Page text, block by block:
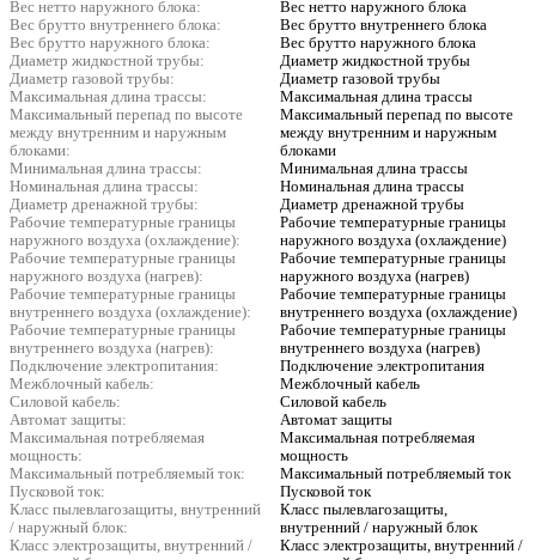
Вес нетто наружного блока:
Вес нетто наружного блока
Вес брутто внутреннего блока:
Вес брутто внутреннего блока
Вес брутто наружного блока:
Вес брутто наружного блока
Диаметр жидкостной трубы:
Диаметр жидкостной трубы
Диаметр газовой трубы:
Диаметр газовой трубы
Максимальная длина трассы:
Максимальная длина трассы
Максимальный перепад по высоте
между внутренним и наружным
блоками:
Максимальный перепад по высоте
между внутренним и наружным
блоками
Минимальная длина трассы:
Минимальная длина трассы
Номинальная длина трассы:
Номинальная длина трассы
Диаметр дренажной трубы:
Диаметр дренажной трубы
Рабочие температурные границы
наружного воздуха (охлаждение):
Рабочие температурные границы
наружного воздуха (охлаждение)
Рабочие температурные границы
наружного воздуха (нагрев):
Рабочие температурные границы
наружного воздуха (нагрев)
Рабочие температурные границы
внутреннего воздуха (охлаждение):
Рабочие температурные границы
внутреннего воздуха (охлаждение)
Рабочие температурные границы
внутреннего воздуха (нагрев):
Рабочие температурные границы
внутреннего воздуха (нагрев)
Подключение электропитания:
Подключение электропитания
Межблочный кабель:
Межблочный кабель
Силовой кабель:
Силовой кабель
Автомат защиты:
Автомат защиты
Максимальная потребляемая
мощность:
Максимальная потребляемая
мощность
Максимальный потребляемый ток:
Максимальный потребляемый ток
Пусковой ток:
Пусковой ток
Класс пылевлагозащиты, внутренний
/ наружный блок:
Класс пылевлагозащиты,
внутренний / наружный блок
Класс электрозащиты, внутренний /
Класс электрозащиты, внутренний /